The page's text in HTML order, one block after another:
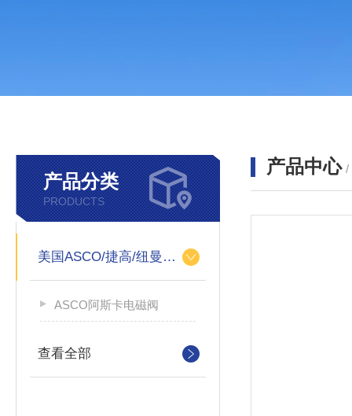
产品分类
PRODUCTS
美国ASCO/捷高/纽曼蒂克
ASCO阿斯卡电磁阀
查看全部
产品中心 /